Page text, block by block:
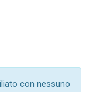
con nessuno